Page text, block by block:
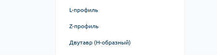
систем
Профиль для корпусов
L-профиль
Z-профиль
Двутавр (H-образный)